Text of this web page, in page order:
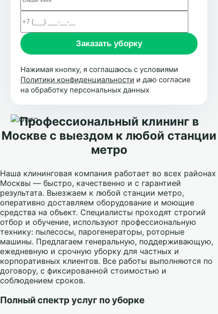
Нажимая кнопку, я соглашаюсь с условиями
Политики конфиденциальности и даю согласие
на обработку персональных данных
Профессиональный клининг в
Москве с выездом к любой станции
метро
Наша клининговая компания работает во всех районах
Москвы — быстро, качественно и с гарантией
результата. Выезжаем к любой станции метро,
оперативно доставляем оборудование и моющие
средства на объект. Специалисты проходят строгий
отбор и обучение, используют профессиональную
технику: пылесосы, парогенераторы, роторные
машины. Предлагаем генеральную, поддерживающую,
ежедневную и срочную уборку для частных и
корпоративных клиентов. Все работы выполняются по
договору, с фиксированной стоимостью и
соблюдением сроков.
Полный спектр услуг по уборке